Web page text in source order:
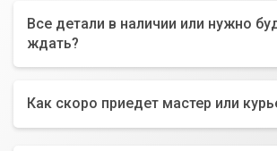
Все детали в наличии или нужно
ждать?
Как скоро приедет мастер или